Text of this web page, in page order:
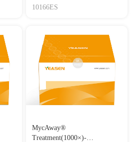
10166ES
MycAway®
Treatment(1000×)-